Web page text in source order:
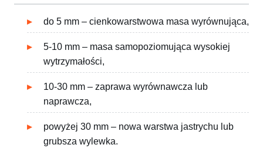
do 5 mm – cienkowarstwowa masa wyrównująca,
5-10 mm – masa samopoziomująca wysokiej
wytrzymałości,
10-30 mm – zaprawa wyrównawcza lub
naprawcza,
powyżej 30 mm – nowa warstwa jastrychu lub
grubsza wylewka.